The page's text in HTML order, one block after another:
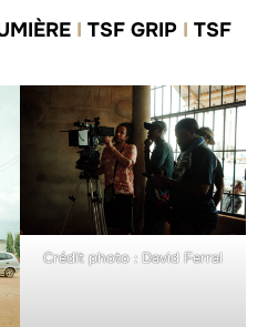
I TSF GRIP I TSF
Crédit photo : David Ferral